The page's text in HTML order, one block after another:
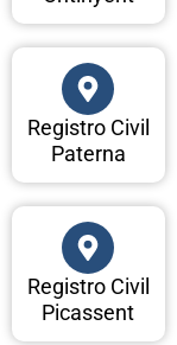
Registro Civil
Paterna
Registro Civil
Picassent